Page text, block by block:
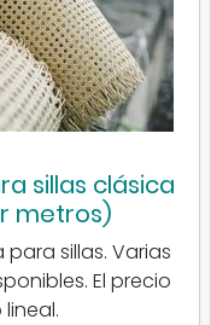
sillas clásica
metros)
para sillas. Varias
El precio